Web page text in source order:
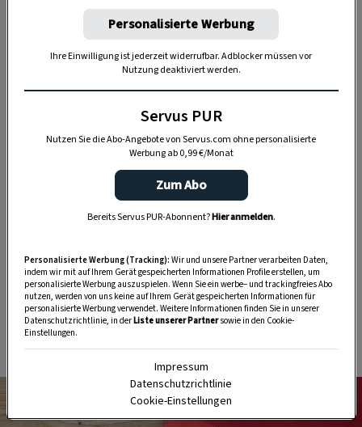
„Servus Garten“ auf WhatsApp
Nutzen Sie WhatsApp auf Ihrem Handy und lieben es, auf
dem Balkon, der Terrasse oder im Garten zu werkeln? In
Zimmerpflanzen.
HIER MEHR ERFAHREN
Personalisierte Werbung
Ihre Einwilligung ist jederzeit widerrufbar. Adblocker müssen vor
Nutzung deaktiviert werden.
Servus PUR
Nutzen Sie die Abo-Angebote von Servus.com ohne personalisierte
Werbung ab 0,99 €/Monat
Zum Abo
Bereits Servus PUR-Abonnent?Hier anmelden.
Personalisierte Werbung (Tracking): Wir und unsere Partner verarbeiten Daten,
indem wir mit auf Ihrem Gerät gespeicherten Informationen Profile erstellen, um
personalisierte Werbung auszuspielen. Wenn Sie ein werbe– und trackingfreies Abo
nutzen, werden von uns keine auf Ihrem Gerät gespeicherten Informationen für
personalisierte Werbung verwendet. Weitere Informationen finden Sie in unserer
Datenschutzrichtlinie, in derListe unserer Partnersowie in den Cookie-
Einstellungen.
Impressum
Datenschutzrichtlinie
Cookie-Einstellungen